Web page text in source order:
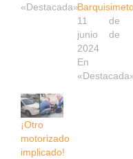
«Destacada»
11 de
junio de
2024
En
¡Otro
motorizado
implicado!